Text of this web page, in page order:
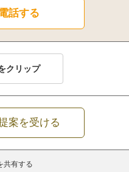
話する
クリップ
案を受ける
共有する